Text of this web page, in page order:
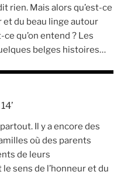
rien. Mais alors qu’est-ce
et du beau linge autour
ce qu’on entend ? Les
belges histoires…
Il y a encore des
où des parents
de leurs
sens de l’honneur et du